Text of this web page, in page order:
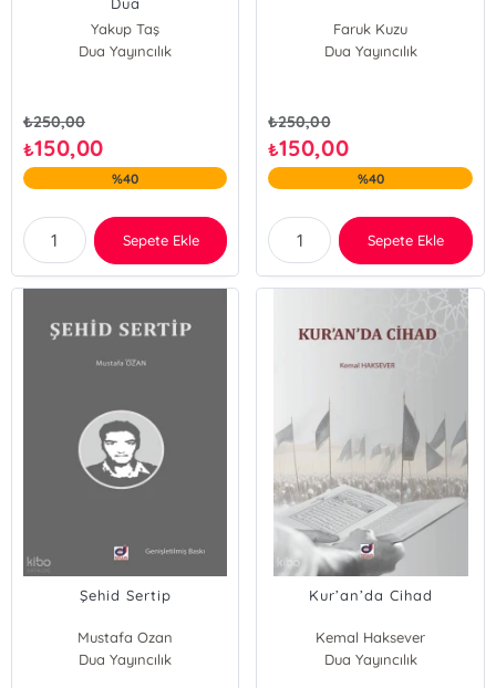
Yakup Taş
Dua Yayıncılık
₺250,00
₺150,00
%40
Sepete Ekle
Faruk Kuzu
Dua Yayıncılık
₺250,00
₺150,00
%40
Sepete Ekle
Şehid Sertip
Mustafa Ozan
Dua Yayıncılık
Kur’an’da Cihad
Kemal Haksever
Dua Yayıncılık